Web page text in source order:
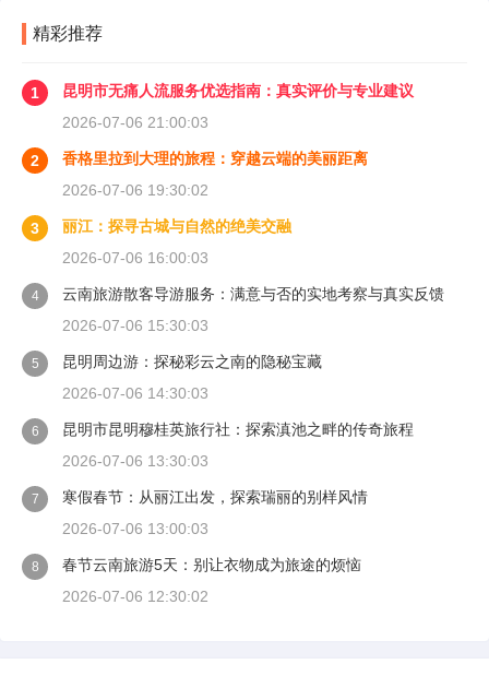
精彩推荐
1
昆明市无痛人流服务优选指南：真实评价与专业建议
2026-07-06 21:00:03
2
香格里拉到大理的旅程：穿越云端的美丽距离
2026-07-06 19:30:02
3
丽江：探寻古城与自然的绝美交融
2026-07-06 16:00:03
4
云南旅游散客导游服务：满意与否的实地考察与真实反馈
2026-07-06 15:30:03
5
昆明周边游：探秘彩云之南的隐秘宝藏
2026-07-06 14:30:03
6
昆明市昆明穆桂英旅行社：探索滇池之畔的传奇旅程
2026-07-06 13:30:03
7
寒假春节：从丽江出发，探索瑞丽的别样风情
2026-07-06 13:00:03
8
春节云南旅游5天：别让衣物成为旅途的烦恼
2026-07-06 12:30:02